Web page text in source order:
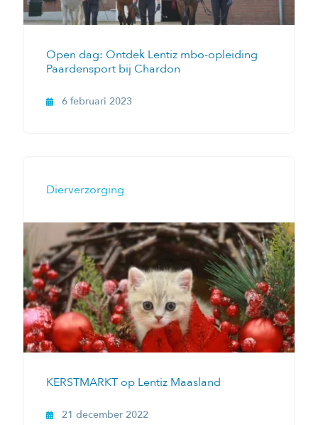
Open dag: Ontdek Lentiz mbo-opleiding
Paardensport bij Chardon
6 februari 2023
Dierverzorging
KERSTMARKT op Lentiz Maasland
21 december 2022